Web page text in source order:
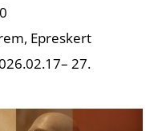
Epreskert
27.